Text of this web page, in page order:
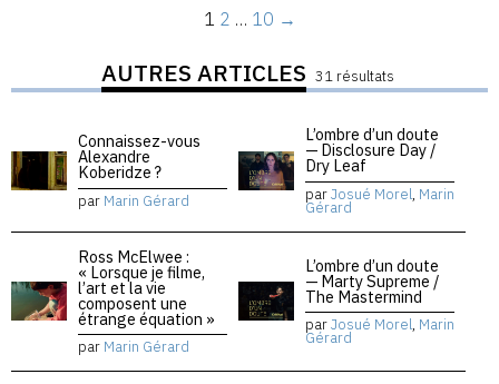
1 2 … 10 →
AUTRES ARTICLES 31 résultats
Connaissez-vous
Alexandre
Koberidze ?
par Marin Gérard
L’ombre d’un doute
— Disclosure Day /
Dry Leaf
parJosué Morel, Marin
Gérard
Ross McElwee :
« Lorsque je filme,
l’art et la vie
composent une
étrange équation »
par Marin Gérard
L’ombre d’un doute
— Marty Supreme /
The Mastermind
parJosué Morel, Marin
Gérard